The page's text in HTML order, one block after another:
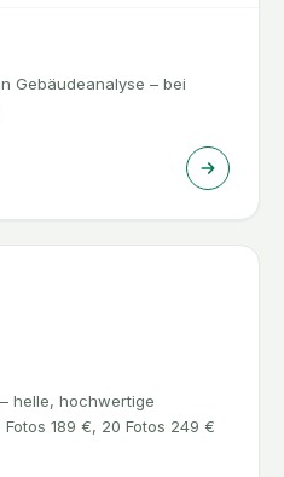
Gebäudeanalyse – bei
helle, hochwertige
189 €, 20 Fotos 249 €